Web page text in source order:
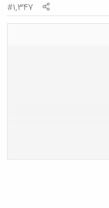
#1,347
file:///C:/